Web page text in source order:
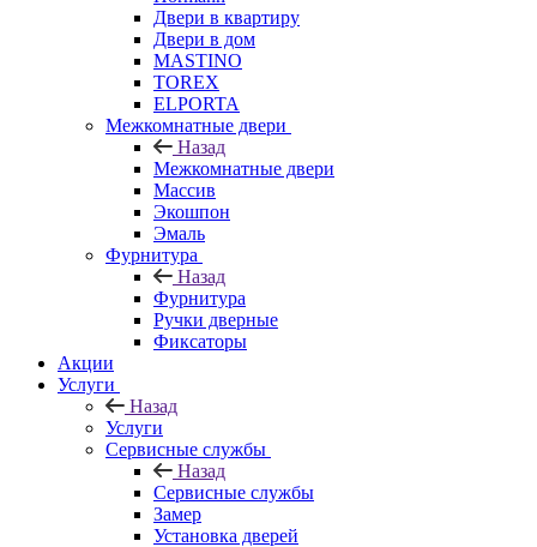
Двери в квартиру
Двери в дом
MASTINO
TOREX
ELPORTA
Межкомнатные двери
Назад
Межкомнатные двери
Массив
Экошпон
Эмаль
Фурнитура
Назад
Фурнитура
Ручки дверные
Фиксаторы
Акции
Услуги
Назад
Услуги
Сервисные службы
Назад
Сервисные службы
Замер
Установка дверей